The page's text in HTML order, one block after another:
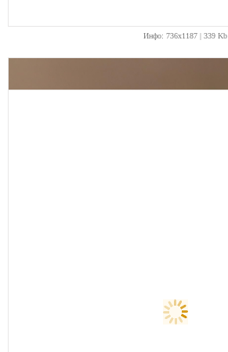
Инфо: 736х1187 | 339 Kb